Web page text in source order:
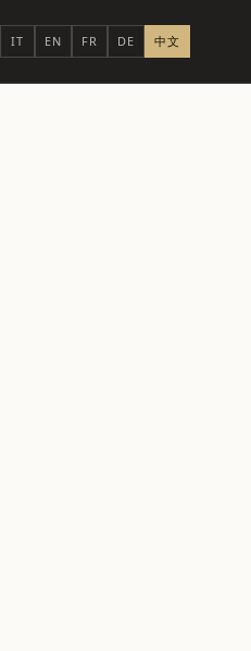
IT EN FR DE 中文